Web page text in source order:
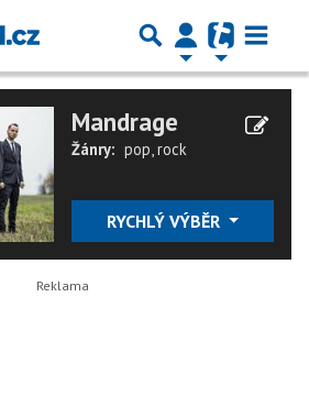
Mandrage
Žánry: pop,rock
RYCHLÝ VÝBĚR